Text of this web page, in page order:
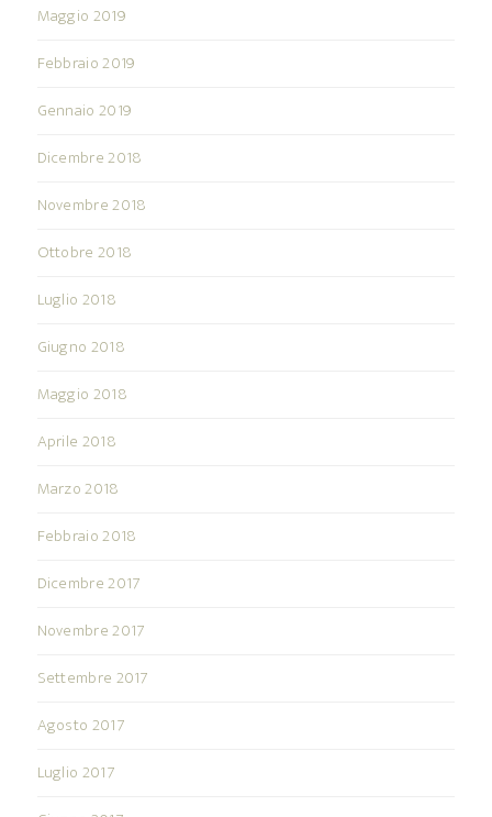
Maggio 2019
Febbraio 2019
Gennaio 2019
Dicembre 2018
Novembre 2018
Ottobre 2018
Luglio 2018
Giugno 2018
Maggio 2018
Aprile 2018
Marzo 2018
Febbraio 2018
Dicembre 2017
Novembre 2017
Settembre 2017
Agosto 2017
Luglio 2017